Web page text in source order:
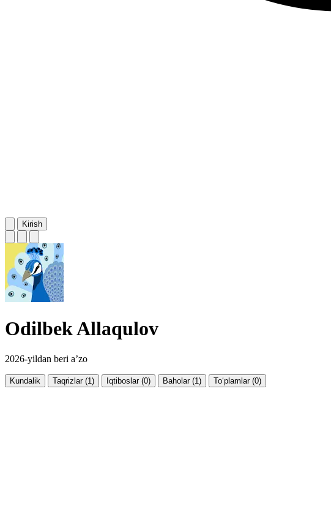
Kirish
Odilbek Allaqulov
2026-yildan beri a’zo
Kundalik Taqrizlar (1) Iqtiboslar (0) Baholar (1) To‘plamlar (0)